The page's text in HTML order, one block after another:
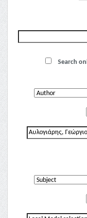
Search